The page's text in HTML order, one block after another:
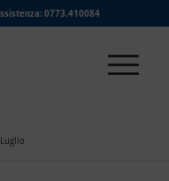
0773.410084
Luglio